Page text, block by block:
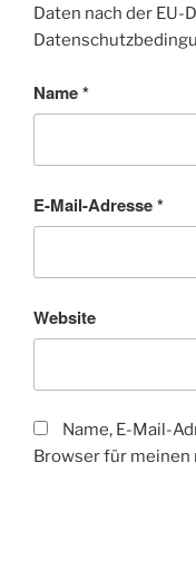
Daten nach der EU-
Name*
E-Mail-Adresse*
Website
Name, E-Mail-
Browser für meinen